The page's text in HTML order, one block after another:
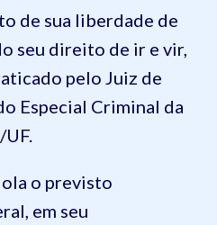
de sua liberdade de
seu direito de ir e vir,
pelo Juiz de
Especial Criminal da
UF.
o previsto
em seu